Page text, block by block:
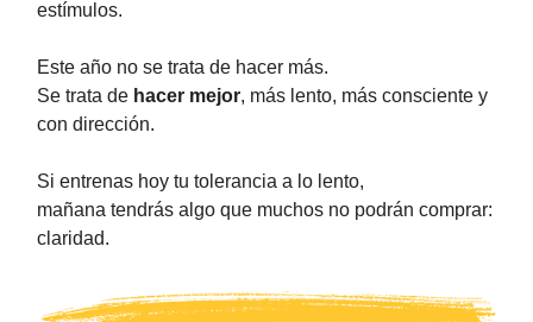
estímulos.
Este año no se trata de hacer más.
Se trata de hacer mejor, más lento, más consciente y
con dirección.
Si entrenas hoy tu tolerancia a lo lento,
mañana tendrás algo que muchos no podrán comprar:
claridad.